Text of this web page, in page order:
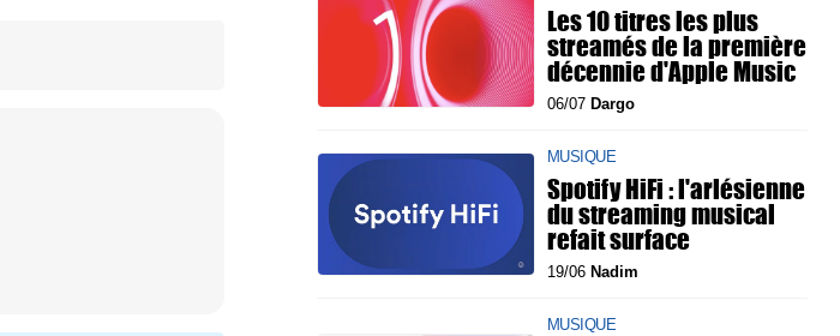
Les 10 titres les plus
streamés de la première
décennie d'Apple Music
06/07 Dargo
MUSIQUE
Spotify HiFi : l'arlésienne
du streaming musical
refait surface
19/06 Nadim
MUSIQUE